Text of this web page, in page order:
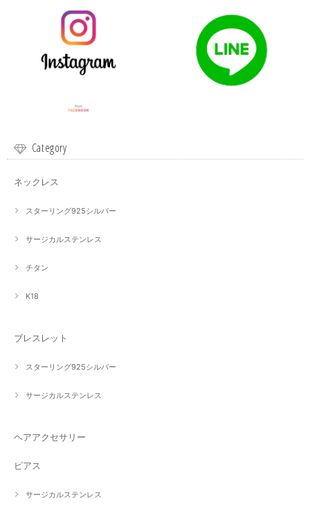
Category
ネックレス
スターリング925シルバー
サージカルステンレス
チタン
K18
ブレスレット
スターリング925シルバー
サージカルステンレス
ヘアアクセサリー
ピアス
サージカルステンレス